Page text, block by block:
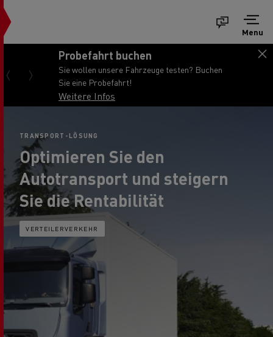
Menu
Probefahrt buchen
Sie wollen unsere Fahrzeuge testen? Buchen
Sie eine Probefahrt!
Weitere Infos
TRANSPORT-LÖSUNG
Optimieren Sie den
Autotransport und steigern
Sie die Rentabilität
VERTEILERVERKEHR